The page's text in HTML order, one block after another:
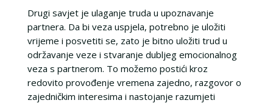
Drugi savjet je ulaganje truda u upoznavanje
partnera. Da bi veza uspjela, potrebno je uložiti
vrijeme i posvetiti se, zato je bitno uložiti trud u
održavanje veze i stvaranje dubljeg emocionalnog
veza s partnerom. To možemo postići kroz
redovito provođenje vremena zajedno, razgovor o
zajedničkim interesima i nastojanje razumjeti